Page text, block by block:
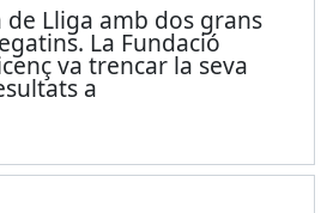
Lliga amb dos grans
La Fundació
va trencar la seva
a